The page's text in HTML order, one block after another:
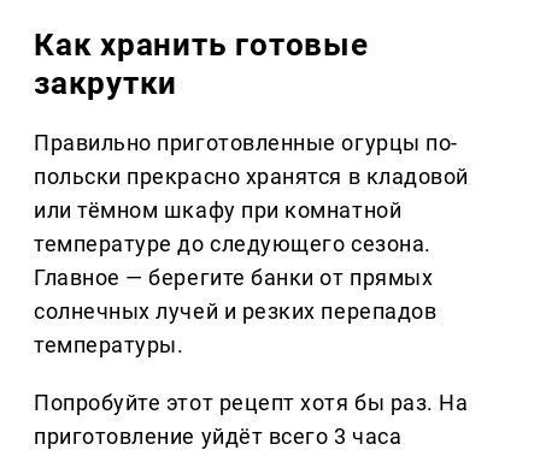
Как хранить готовые
закрутки
Правильно приготовленные огурцы по-
польски прекрасно хранятся в кладовой
или тёмном шкафу при комнатной
температуре до следующего сезона.
Главное — берегите банки от прямых
солнечных лучей и резких перепадов
температуры.
Попробуйте этот рецепт хотя бы раз. На
приготовление уйдёт всего 3 часа